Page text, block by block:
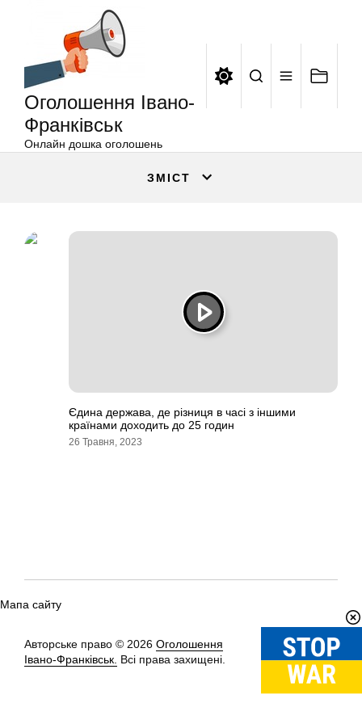
Оголошення Івано-
Франківськ
Онлайн дошка оголошень
ЗМІСТ
Єдина держава, де різниця в часі з іншими
країнами доходить до 25 годин
26 Травня, 2023
Мапа сайту
Авторське право © 2026 Оголошення
Івано-Франківськ. Всі права захищені.
Вгору↑